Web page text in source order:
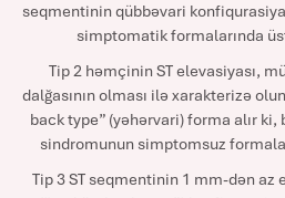
seqmentinin qübbəvari
simptomatik formalarında
Tip 2 həmçinin ST elevasiyası,
dalğasının olması ilə xarakterizə
back type” (yəhərvari) forma alır ki,
sindromunun simptomsuz
Tip 3 ST seqmentinin 1 mm-dən az